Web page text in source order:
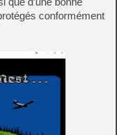
conformément